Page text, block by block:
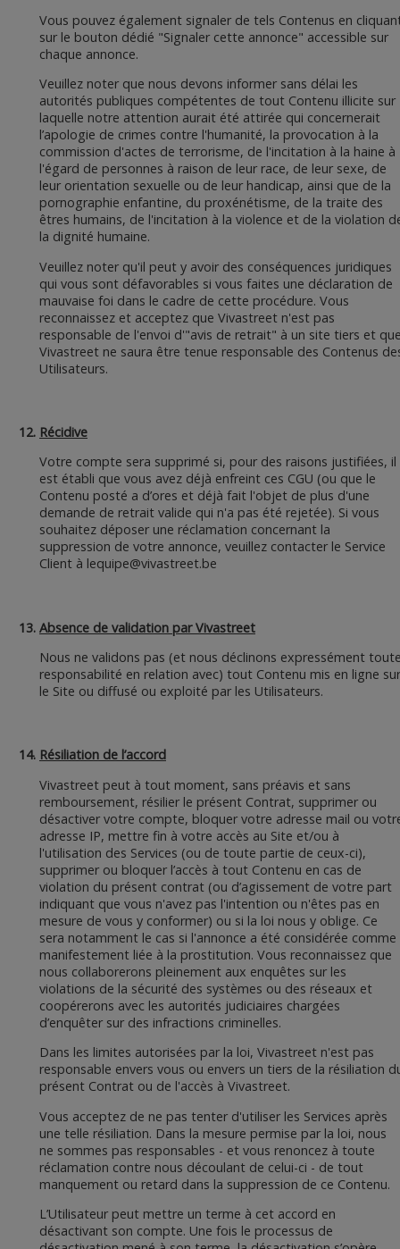
Vous pouvez également signaler de tels Contenus en
sur le bouton dédié "Signaler cette annonce" accessible sur
chaque annonce.
Veuillez noter que nous devons informer sans délai les
autorités publiques compétentes de tout Contenu illicite sur
laquelle notre attention aurait été attirée qui concernerait
l’apologie de crimes contre l'humanité, la provocation à la
commission d'actes de terrorisme, de l'incitation à la haine à
l'égard de personnes à raison de leur race, de leur sexe, de
leur orientation sexuelle ou de leur handicap, ainsi que de la
pornographie enfantine, du proxénétisme, de la traite des
êtres humains, de l'incitation à la violence et de la violation
la dignité humaine.
Veuillez noter qu'il peut y avoir des conséquences juridiques
qui vous sont défavorables si vous faites une déclaration de
mauvaise foi dans le cadre de cette procédure. Vous
reconnaissez et acceptez que Vivastreet n'est pas
responsable de l'envoi d'"avis de retrait" à un site tiers et
Vivastreet ne saura être tenue responsable des Contenus
Utilisateurs.
Récidive
Votre compte sera supprimé si, pour des raisons justifiées, il
est établi que vous avez déjà enfreint ces CGU (ou que le
Contenu posté a d’ores et déjà fait l'objet de plus d'une
demande de retrait valide qui n'a pas été rejetée). Si vous
souhaitez déposer une réclamation concernant la
suppression de votre annonce, veuillez contacter le Service
Client à lequipe@vivastreet.be
Absence de validation par Vivastreet
Nous ne validons pas (et nous déclinons expressément
responsabilité en relation avec) tout Contenu mis en ligne sur
le Site ou diffusé ou exploité par les Utilisateurs.
Résiliation de l’accord
Vivastreet peut à tout moment, sans préavis et sans
remboursement, résilier le présent Contrat, supprimer ou
désactiver votre compte, bloquer votre adresse mail ou
adresse IP, mettre fin à votre accès au Site et/ou à
l'utilisation des Services (ou de toute partie de ceux-ci),
supprimer ou bloquer l’accès à tout Contenu en cas de
violation du présent contrat (ou d’agissement de votre part
indiquant que vous n'avez pas l'intention ou n'êtes pas en
mesure de vous y conformer) ou si la loi nous y oblige. Ce
sera notamment le cas si l'annonce a été considérée comme
manifestement liée à la prostitution. Vous reconnaissez que
nous collaborerons pleinement aux enquêtes sur les
violations de la sécurité des systèmes ou des réseaux et
coopérerons avec les autorités judiciaires chargées
d’enquêter sur des infractions criminelles.
Dans les limites autorisées par la loi, Vivastreet n'est pas
responsable envers vous ou envers un tiers de la résiliation
présent Contrat ou de l'accès à Vivastreet.
Vous acceptez de ne pas tenter d'utiliser les Services après
une telle résiliation. Dans la mesure permise par la loi, nous
ne sommes pas responsables - et vous renoncez à toute
réclamation contre nous découlant de celui-ci - de tout
manquement ou retard dans la suppression de ce Contenu.
L’Utilisateur peut mettre un terme à cet accord en
désactivant son compte. Une fois le processus de